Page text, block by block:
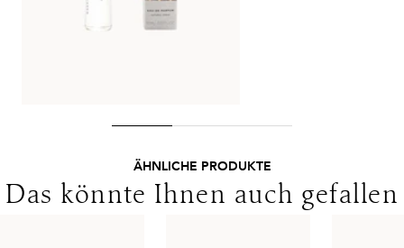
ÄHNLICHE PRODUKTE
Das könnte Ihnen auch gefallen